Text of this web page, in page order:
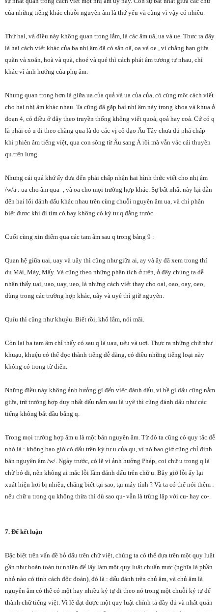
của những tiếng khác chuỗi nguyên âm là thứ yếu và cũng vì vậy có nhiều.
Thứ hai, và điều này không quan trọng lắm, là các âm uă, ua và ue. Thực ra đây
là hai cách viết khác của ba nhị âm đã có sắn oă, oa và oe , vì chẳng hạn giữa
quăn và xoăn, hoà và quà, choé và qué thì cách phát âm tương tự nhau, chỉ
khác vì ảnh hưởng của phụ âm.
Nhưng quan trọng hơn là giữa ua của quả và ua của của, có cùng một cách viết
cho hai nhị âm khác nhau. Ta cũng đã gặp hai nhị âm này trong khoa và khua ở
đoạn 4, có điều ở đây theo truyền thống không viết quoả, qoả hay coả. Cứ có q
là phải có u đi theo chẳng qua là do các vị cố đạo Âu Tây chưa đủ phá chấp
khi phiên âm tiếng việt, qua con sông từ Âu sang Á rồi mà vẫn vác cái thuyền
qu trên lưng.
Nhưng cái quá khứ ấy đưa đến phải chấp nhận hai hình thức viết cho nhị âm
/w/a : ua cho âm qua- , và oa cho mọi trường hợp khác. Sự bất nhất này lại dẫn
đến hai lối đánh dấu khác nhau trên cùng chuỗi nguyên âm ua, và chỉ phân
biệt được khi đi tìm có hay không có ký tự q đằng trước.
Cuối cùng xin điểm qua các tam âm sau q trong bảng 9 :
Quan hệ giữa uai, uay và uây thì cũng như giữa ai, ay và ây đã xem trong thí
dụ Mái, Máy, Mấy. Và cũng theo những phân tích ở trên, ở đây chúng ta dễ
nhận thấy uai, uao, uay, ueo, là những cách viết thay cho oai, oao, oay, oeo,
dùng trong các trường hợp khác, uây và uyê thì giữ nguyên.
Quíu thì cũng như khuỷu. Biết rồi, khổ lắm, nói mãi.
Còn lại ba tam âm chỉ thấy có sau q là uau, uêu và uơi. Thực ra những chữ như
khuạu, khuệu có thể đọc thành tiếng dễ dàng, có điều những tiếng loại này
không có trong từ điển.
Những điều này không ảnh hưởng gì đến việc đánh dấu, vì bề gì dấu cũng nằm
giữa, trừ trường hợp duy nhất dấu nằm sau là uyê thì cũng đánh dấu như các
tiếng không bắt đầu bằng q.
Trong mọi trường hợp âm u là một bán nguyên âm. Từ đó ta cũng có quy tắc dễ
nhớ là : không bao giờ có dấu trên ký tự u của qu, vì nó bao giờ cũng chỉ định
bán nguyên âm /w/. Ngày trước, có lẽ vì ảnh hưởng Pháp, coi chữ u trong q là
chữ bỏ đi, nên không ai mắc lỗi lầm đánh dấu trên chữ u. Bây giờ lỗi ấy lại
xuất hiện hơi bị nhiều, chẳng biết tại sao, tại máy tính ? Và ta có thể nói thêm :
nếu chữ u trong qu không thừa thì dù sao qu- vẫn là trùng lặp với cu- hay co-.
7. Để kết luận
Đặc biệt trên vấn đề bỏ dấu trên chữ việt, chúng ta có thể dựa trên một quy luật
gần như hoàn toàn tự nhiên để lấy làm một quy luật chuẩn mực (nghĩa là phần
nhỏ nào có tính cách độc đoán), đó là : dấu đánh trên chủ âm, và chủ âm là
nguyên âm có thể có một hay nhiều ký tự đi theo nó trong một chuỗi ký tự để
thành chữ tiếng việt. Vì lẽ đạt được một quy luật chính tả đầy đủ và nhất quán